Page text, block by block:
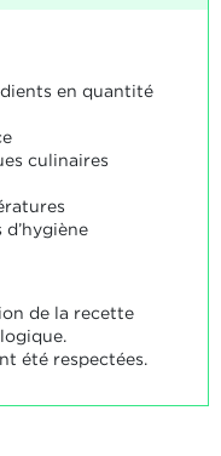
en quantité
culinaires
de la recette
été respectées.